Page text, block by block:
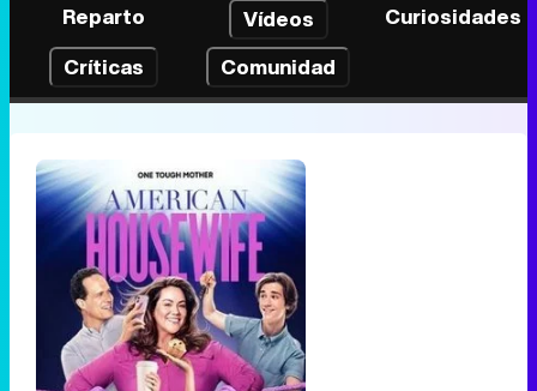
Reparto
Vídeos
Curiosidades
Críticas
Comunidad